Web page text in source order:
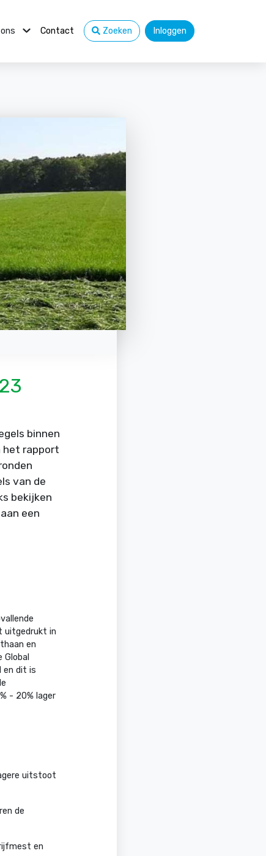
Contact Zoeken Inloggen
binnen
het rapport
van de
bekijken
een
uitgedrukt in
en
en dit is
- 20% lager
uitstoot
de
en